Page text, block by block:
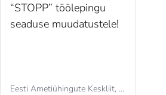
“STOPP” töölepingu
seaduse muudatustele!
Eesti Ametiühingute Keskliit, Kaia Vask